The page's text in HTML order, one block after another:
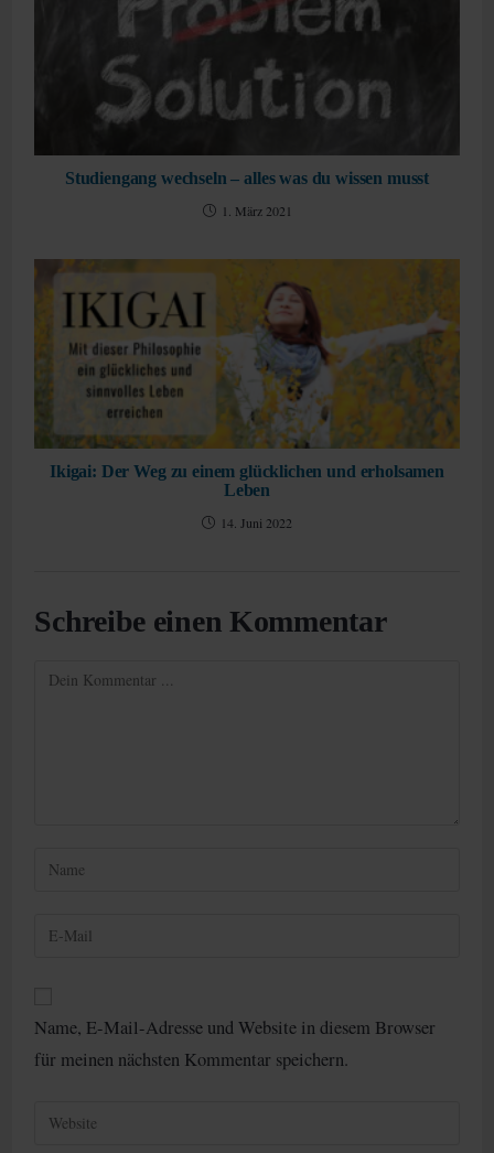
Studiengang wechseln – alles was du wissen musst
1. März 2021
Ikigai: Der Weg zu einem glücklichen und erholsamen
Leben
14. Juni 2022
Schreibe einen Kommentar
Kommentieren
Gib
oder
Kommentieren
ein
Gib
Adresse
zum
ein
Name, E-Mail-Adresse und Website in diesem Browser
für meinen nächsten Kommentar speichern.
Gib